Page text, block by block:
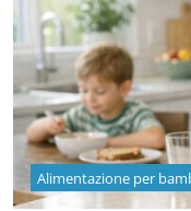
Alimentazione per